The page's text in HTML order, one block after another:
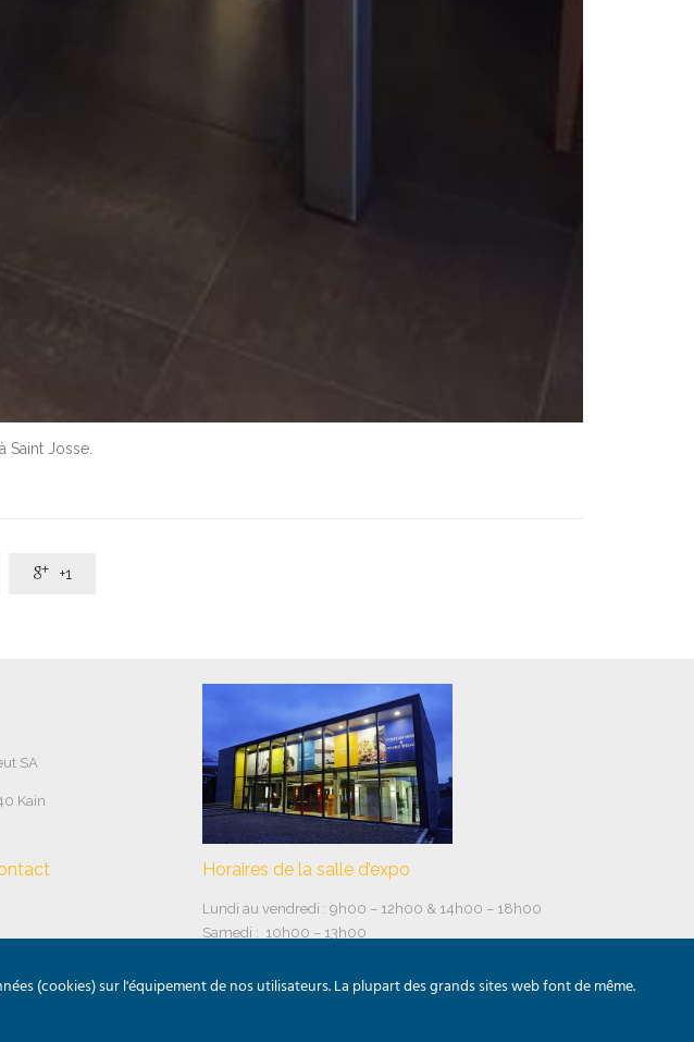
Saint Josse.
 +1
SA
Kain
Horaires de la salle d’expo
Lundi au vendredi : 9h00 – 12h00 & 14h00 – 18h00
Samedi : 10h00 – 13h00
(cookies) sur l'équipement de nos utilisateurs. La plupart des grands sites web font de même.